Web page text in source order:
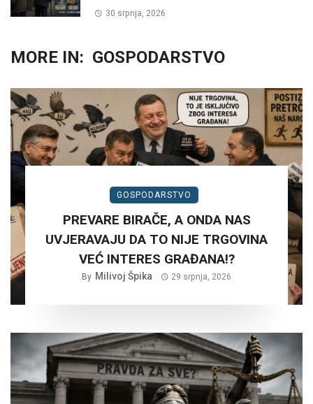
30 srpnja, 2026
MORE IN: GOSPODARSTVO
GOSPODARSTVO
PREVARE BIRAČE, A ONDA NAS
UVJERAVAJU DA TO NIJE TRGOVINA
VEĆ INTERES GRAĐANA!?
By Milivoj Špika 29 srpnja, 2026